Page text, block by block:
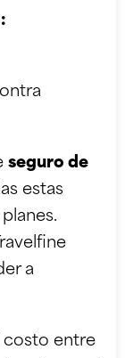
seguro de
estas
a
costo entre